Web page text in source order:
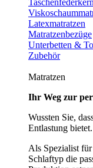
Latexmatratzen
Matratzenbezüge
Unterbetten &
Zubehör
Matratzen
Ihr Weg zur
Wussten Sie,
Entlastung
Als Spezialist für
Schlaftyp die